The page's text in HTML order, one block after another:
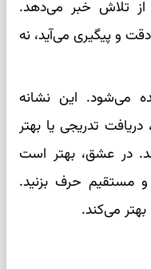
از تلاش خبر می‌دهد.
و پیگیری می‌آید، نه
می‌شود. این نشانه
تدریجی یا بهتر
در عشق، بهتر است
مستقیم حرف بزنید.
بهتر می‌کند.